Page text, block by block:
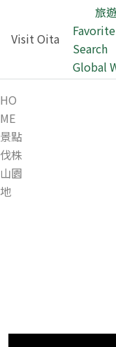
Visit Oita
旅
Favorite
Search
Global
HO
ME
景點
伐株
山園
地